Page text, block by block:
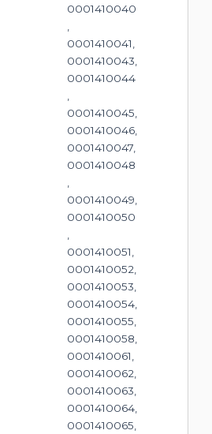
0001410040
0001410041,
0001410043,
0001410044
0001410045,
0001410046,
0001410047,
0001410048
0001410049,
0001410050
0001410051,
0001410052,
0001410053,
0001410054,
0001410055,
0001410058,
0001410061,
0001410062,
0001410063,
0001410064,
0001410065,